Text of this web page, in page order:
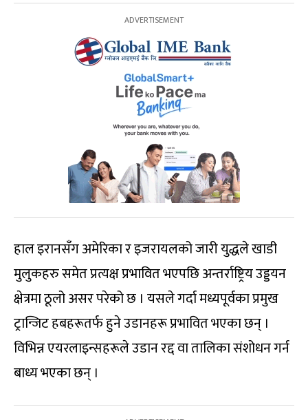
हाल इरानसँग अमेरिका र इजरायलको जारी युद्धले खाडी
मुलुकहरु समेत प्रत्यक्ष प्रभावित भएपछि अन्तर्राष्ट्रिय उड्डयन
क्षेत्रमा ठूलो असर परेको छ । यसले गर्दा मध्यपूर्वका प्रमुख
ट्रान्जिट हबहरूतर्फ हुने उडानहरू प्रभावित भएका छन् ।
विभिन्न एयरलाइन्सहरूले उडान रद्द वा तालिका संशोधन गर्न
बाध्य भएका छन् ।